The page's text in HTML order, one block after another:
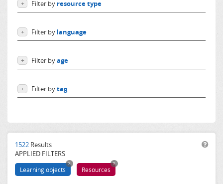
Ediphy Documents
Categories
Lessons
+ Filter by resource type
SCORM Packages
Links
Embeds
ZIP files
+ Filter by language
German
Spanish
French
+ Filter byage
From 10 to 14 years
+ Filter bytag
MareaVerde
secundaria
Literatura
literatura
bachillerato
1522 Results
APPLIED FILTERS
Learning objects
x
Resources
x